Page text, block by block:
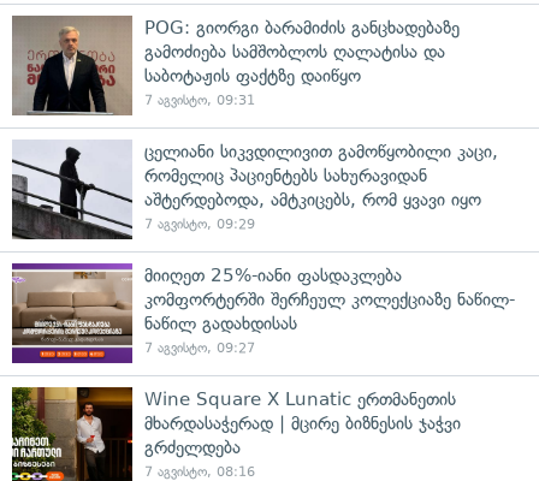
POG: გიორგი ბარამიძის განცხადებაზე
გამოძიება სამშობლოს ღალატისა და
საბოტაჟის ფაქტზე დაიწყო
7 აგვისტო, 09:31
ცელიანი სიკვდილივით გამოწყობილი კაცი,
რომელიც პაციენტებს სახურავიდან
აშტერდებოდა, ამტკიცებს, რომ ყვავი იყო
7 აგვისტო, 09:29
მიიღეთ 25%-იანი ფასდაკლება
კომფორტერში შერჩეულ კოლექციაზე ნაწილ-
ნაწილ გადახდისას
7 აგვისტო, 09:27
Wine Square X Lunatic ერთმანეთის
მხარდასაჭერად | მცირე ბიზნესის ჯაჭვი
გრძელდება
7 აგვისტო, 08:16